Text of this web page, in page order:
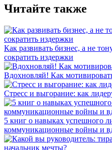
Читайте также
Как развивать бизнес, а не
сократить издержки
Вдохновляй! Как
Стресс и выгорание: как
5 книг о навыках успешного
коммуникационные войны и